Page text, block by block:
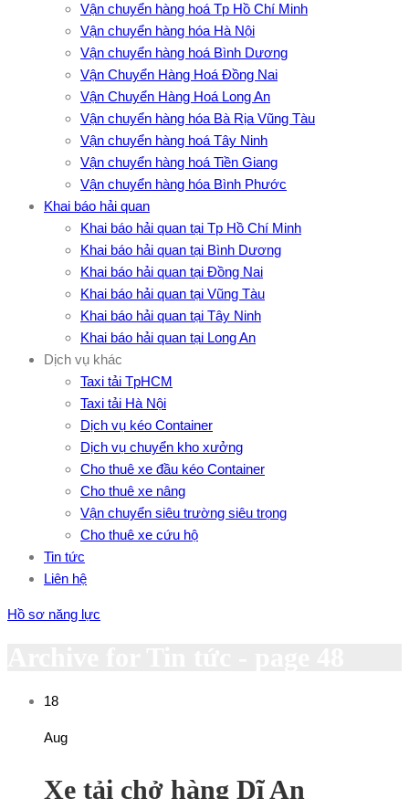
Vận chuyển hàng hoá Tp Hồ Chí Minh
Vận chuyển hàng hóa Hà Nội
Vận chuyển hàng hoá Bình Dương
Vận Chuyển Hàng Hoá Đồng Nai
Vận Chuyển Hàng Hoá Long An
Vận chuyển hàng hóa Bà Rịa Vũng Tàu
Vận chuyển hàng hoá Tây Ninh
Vận chuyển hàng hoá Tiền Giang
Vận chuyển hàng hóa Bình Phước
Khai báo hải quan
Khai báo hải quan tại Tp Hồ Chí Minh
Khai báo hải quan tại Bình Dương
Khai báo hải quan tại Đồng Nai
Khai báo hải quan tại Vũng Tàu
Khai báo hải quan tại Tây Ninh
Khai báo hải quan tại Long An
Dịch vụ khác
Taxi tải TpHCM
Taxi tải Hà Nội
Dịch vụ kéo Container
Dịch vụ chuyển kho xưởng
Cho thuê xe đầu kéo Container
Cho thuê xe nâng
Vận chuyển siêu trường siêu trọng
Cho thuê xe cứu hộ
Tin tức
Liên hệ
Hồ sơ năng lực
18
Aug
Xe tải chở hàng Dĩ An